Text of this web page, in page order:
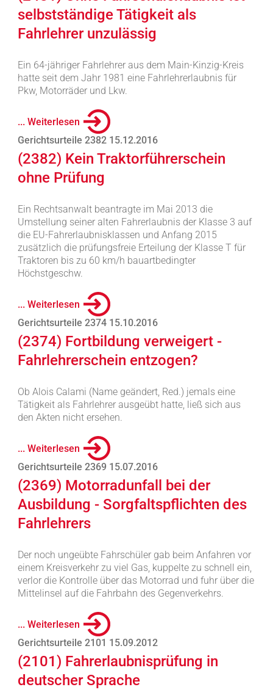
selbstständige Tätigkeit als
Fahrlehrer unzulässig
Ein 64-jähriger Fahrlehrer aus dem Main-Kinzig-Kreis
hatte seit dem Jahr 1981 eine Fahrlehrerlaubnis für
Pkw, Motorräder und Lkw.
... Weiterlesen
Gerichtsurteile 2382 15.12.2016
(2382) Kein Traktorführerschein
ohne Prüfung
Ein Rechtsanwalt beantragte im Mai 2013 die
Umstellung seiner alten Fahrerlaubnis der Klasse 3 auf
die EU-Fahrerlaubnisklassen und Anfang 2015
zusätzlich die prüfungsfreie Erteilung der Klasse T für
Traktoren bis zu 60 km/h bauartbedingter
Höchstgeschw.
... Weiterlesen
Gerichtsurteile 2374 15.10.2016
(2374) Fortbildung verweigert -
Fahrlehrerschein entzogen?
Ob Alois Calami (Name geändert, Red.) jemals eine
Tätigkeit als Fahrlehrer ausgeübt hatte, ließ sich aus
den Akten nicht ersehen.
... Weiterlesen
Gerichtsurteile 2369 15.07.2016
(2369) Motorradunfall bei der
Ausbildung - Sorgfaltspflichten des
Fahrlehrers
Der noch ungeübte Fahrschüler gab beim Anfahren vor
einem Kreisverkehr zu viel Gas, kuppelte zu schnell ein,
verlor die Kontrolle über das Motorrad und fuhr über die
Mittelinsel auf die Fahrbahn des Gegenverkehrs.
... Weiterlesen
Gerichtsurteile 2101 15.09.2012
(2101) Fahrerlaubnisprüfung in
deutscher Sprache